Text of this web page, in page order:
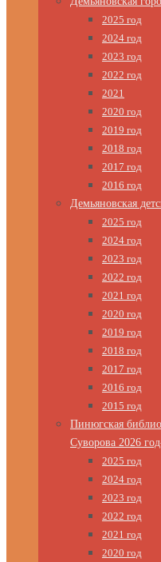
2025 год
2024 год
2023 год
2022 год
2021
2020 год
2019 год
2018 год
2017 год
2016 год
Демьяновская
2025 год
2024 год
2023 год
2022 год
2021 год
2020 год
2019 год
2018 год
2017 год
2016 год
2015 год
Пинюгская
Суворова 2026
2025 год
2024 год
2023 год
2022 год
2021 год
2020 год